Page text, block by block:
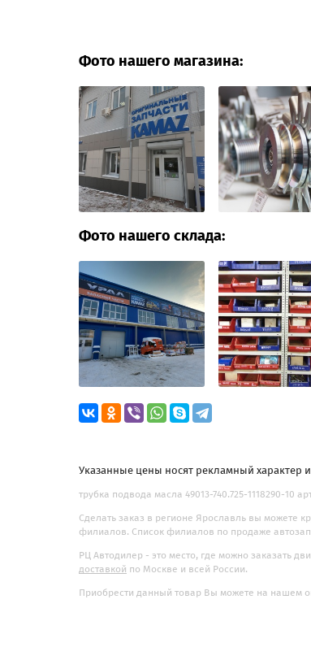
Фото нашего магазина:
Фото нашего склада:
Указанные цены носят рекламный характер
трубка подвода масла 49013-740.725-1118290-10
Сделать заказ в регионе Ярославль вы можете
филиалов. Список филиалов по продаже
РЦ Автодилер - это место, где можно заказать
доставкой по Москве и всей России.
Приобрести данный товар Вы можете на нашем